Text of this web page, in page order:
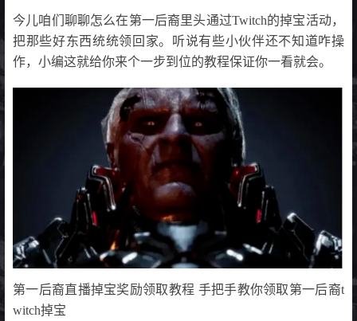
今儿咱们聊聊怎么在第一后裔里头通过Twitch的掉宝活动，
把那些好东西统统领回家。听说有些小伙伴还不知道咋操
作，小编这就给你来个一步到位的教程保证你一看就会。
第一后裔直播掉宝奖励领取教程 手把手教你领取第一后裔t
witch掉宝